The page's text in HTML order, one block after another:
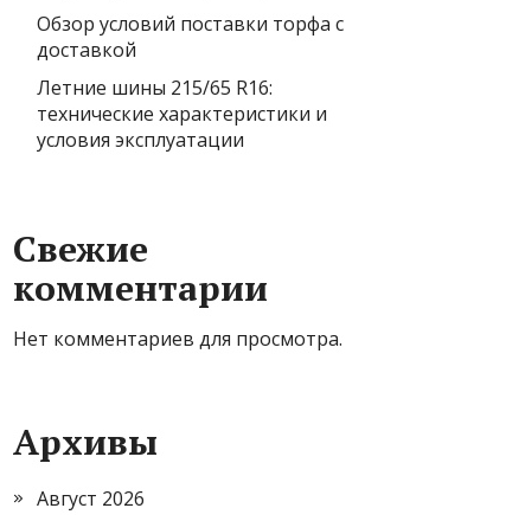
Обзор условий поставки торфа с
доставкой
Летние шины 215/65 R16:
технические характеристики и
условия эксплуатации
Свежие
комментарии
Нет комментариев для просмотра.
Архивы
Август 2026